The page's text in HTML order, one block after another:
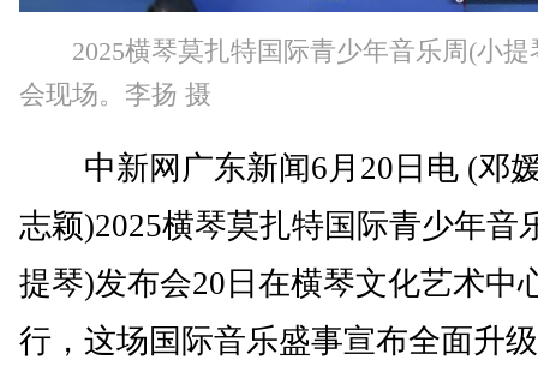
2025横琴莫扎特国际青少年音乐周(小提
会现场。李扬 摄
中新网广东新闻6月20日电 (邓
志颖)2025横琴莫扎特国际青少年音
提琴)发布会20日在横琴文化艺术中
行，这场国际音乐盛事宣布全面升